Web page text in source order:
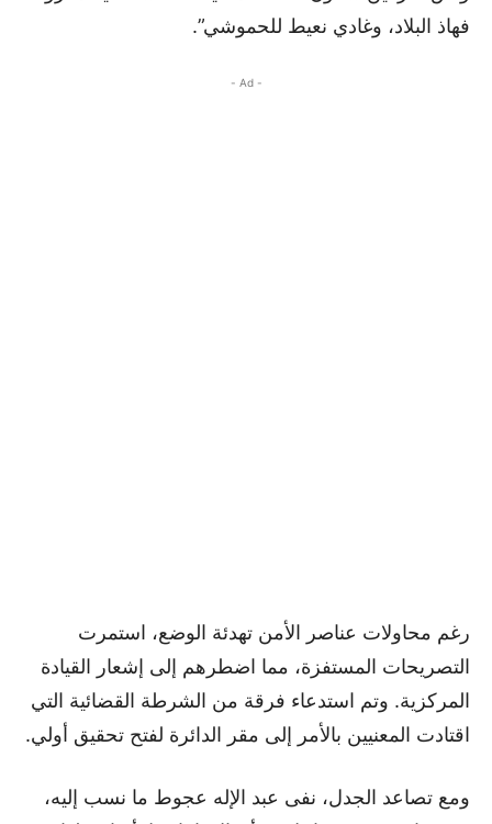
فهاذ البلاد، وغادي نعيط للحموشي”.
- Ad -
رغم محاولات عناصر الأمن تهدئة الوضع، استمرت
التصريحات المستفزة، مما اضطرهم إلى إشعار القيادة
المركزية. وتم استدعاء فرقة من الشرطة القضائية التي
اقتادت المعنيين بالأمر إلى مقر الدائرة لفتح تحقيق أولي.
ومع تصاعد الجدل، نفى عبد الإله عجوط ما نسب إليه،